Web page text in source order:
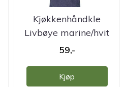
Kjøkkenhåndkle
Livbøye marine/hvit
45x60 cm. ...
59,-
Kjøp